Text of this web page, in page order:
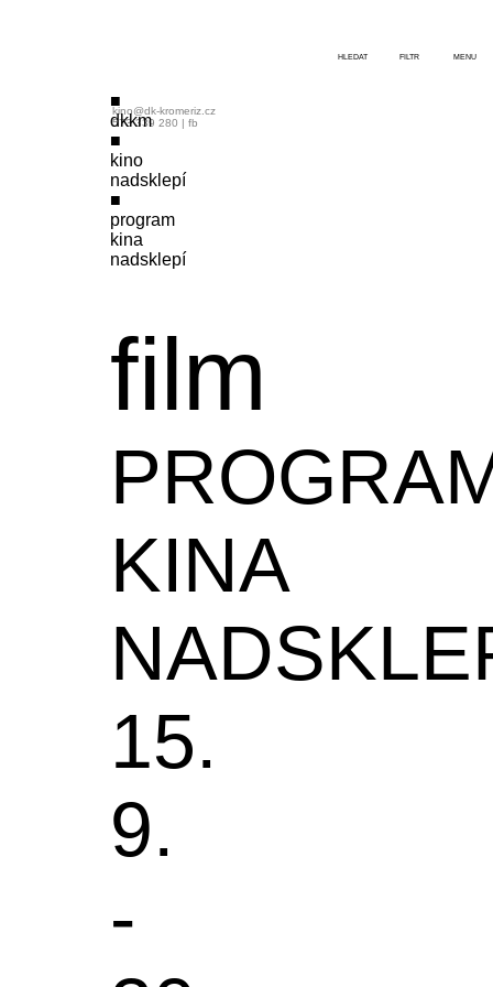
dkkm
kino
nadsklepí
program
kina
nadsklepí
film
KINA
15.
9.
-
kino@dk-kromeriz.cz
573 339 280 | fb
HLEDAT FILTR MENU